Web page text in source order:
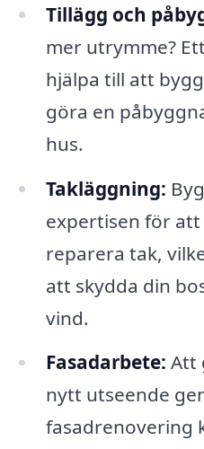
Tillägg och
mer utrymme?
hjälpa till att
göra en
hus.
Takläggning:
expertisen för
reparera tak,
att skydda din
vind.
Fasadarbete: Att
nytt utseende
fasadrenovering